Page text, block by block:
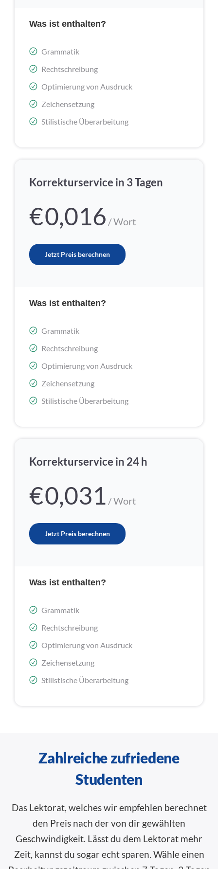
Was ist enthalten?
Grammatik
Rechtschreibung
Optimierung von Ausdruck
Zeichensetzung
Stilistische Überarbeitung
Korrekturservice in 3 Tagen
€0,016 / Wort
Jetzt Preis berechnen
Was ist enthalten?
Grammatik
Rechtschreibung
Optimierung von Ausdruck
Zeichensetzung
Stilistische Überarbeitung
Korrekturservice in 24 h
€0,031 / Wort
Jetzt Preis berechnen
Was ist enthalten?
Grammatik
Rechtschreibung
Optimierung von Ausdruck
Zeichensetzung
Stilistische Überarbeitung
Zahlreiche zufriedene
Studenten
Das Lektorat, welches wir empfehlen berechnet
den Preis nach der von dir gewählten
Geschwindigkeit. Lässt du dem Lektorat mehr
Zeit, kannst du sogar echt sparen. Wähle einen